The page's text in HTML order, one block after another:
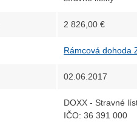
2 826,00 €
Rámcová dohoda
02.06.2017
DOXX - Stravné
IČO: 36 391 000